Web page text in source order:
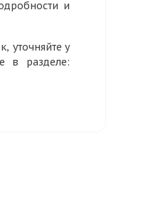
и
уточняйте у
в разделе: